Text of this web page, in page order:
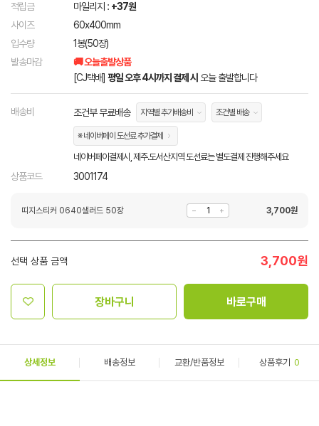
적립금 마일리지 : +37원
사이즈
60x400mm
입수량
1봉(50장)
발송마감
🚚 오늘출발상품
[CJ택배] 평일 오후 4시까지 결제 시 오늘 출발합니다
배송비 조건부 무료배송 지역별 추가배송비 조건별 배송
※ 네이버페이 도선료 추가결제
네이버페이결제시, 제주.도서산지역 도선료는 별도결제 진행해주세요
상품코드 3001174
띠지스티커 0640샐러드 50장 3,700원
선택 상품 금액 3,700원
장바구니 바로구매
상세정보 배송정보 교환/반품정보 상품후기 0